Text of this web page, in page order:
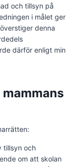
och tillsyn på
i målet ger
denna
därför enligt min
tillsyn och
om att skolan